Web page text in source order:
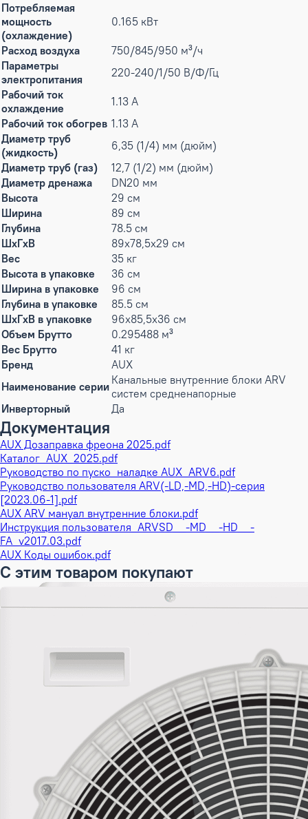
Потребляемая
мощность
(охлаждение)
0.165 кВт
Расход воздуха
750/845/950 м³/ч
Параметры
электропитания
220-240/1/50 В/Ф/Гц
Рабочий ток
охлаждение
1.13 А
Рабочий ток обогрев 1.13 А
Диаметр труб
(жидкость)
6,35 (1/4) мм (дюйм)
Диаметр труб (газ)
12,7 (1/2) мм (дюйм)
Диаметр дренажа
DN20 мм
Высота
29 см
Ширина
89 см
Глубина
78.5 см
ШxГxВ
89x78,5x29 см
Вес
35 кг
Высота в упаковке
36 см
Ширина в упаковке
96 см
Глубина в упаковке
85.5 см
ШxГxВ в упаковке
96x85,5x36 см
Объем Брутто
0.295488 м³
Вес Брутто
41 кг
Бренд
AUX
Наименование серии Канальные внутренние блоки ARV
систем средненапорные
Инверторный
Да
Документация
AUX Дозаправка фреона 2025.pdf
Каталог_AUX_2025.pdf
Руководство по пуско_наладке AUX_ARV6.pdf
Руководство пользователя ARV(-LD,-MD,-HD)-серия
[2023.06-1].pdf
AUX ARV мануал внутренние блоки.pdf
Инструкция пользователя_ARVSD__-MD__-HD__-
FA_v2017.03.pdf
AUX Коды ошибок.pdf
С этим товаром покупают